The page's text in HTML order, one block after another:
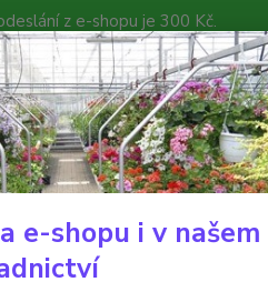
z e-shopu je 300 Kč.
týdnu po přijetí
Hledat
pro účely zaslání dotazníku
e-shopu i v našem